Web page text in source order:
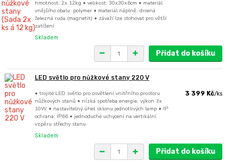
hmotnost: 2x 12kg • velikost: 30x30x6cm • materiál
vnějšího obalu: polymer • materiál náplně: drcená
železná ruda (magnetit) • závaží lze stohovat pro větší
zatížení
Skladem
Přidat do košíku
LED světlo pro nůžkové stany 220 V
• trojité LED světlo pro osvětlení vnitřního prostoru
nůžkových stanů • nízká spotřeba energie, výkon 3x
10W • nastavitelný úhel sklonu jednotlivých lamp • IP
ochrana: IP66 • jednoduché uchycení na vertikální
vzpěru střechy stanu
3 399 Kč/ks
Skladem
Přidat do košíku